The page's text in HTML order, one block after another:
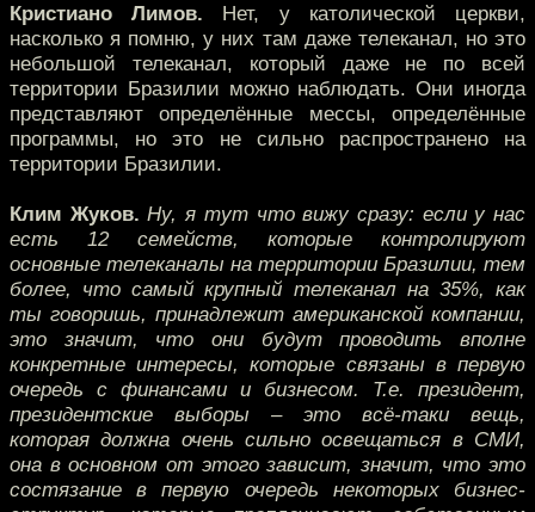
Кристиано Лимов. Нет, у католической церкви,
насколько я помню, у них там даже телеканал, но это
небольшой телеканал, который даже не по всей
территории Бразилии можно наблюдать. Они иногда
представляют определённые мессы, определённые
программы, но это не сильно распространено на
территории Бразилии.
Клим Жуков. Ну, я тут что вижу сразу: если у нас
есть 12 семейств, которые контролируют
основные телеканалы на территории Бразилии, тем
более, что самый крупный телеканал на 35%, как
ты говоришь, принадлежит американской компании,
это значит, что они будут проводить вполне
конкретные интересы, которые связаны в первую
очередь с финансами и бизнесом. Т.е. президент,
президентские выборы – это всё-таки вещь,
которая должна очень сильно освещаться в СМИ,
она в основном от этого зависит, значит, что это
состязание в первую очередь некоторых бизнес-